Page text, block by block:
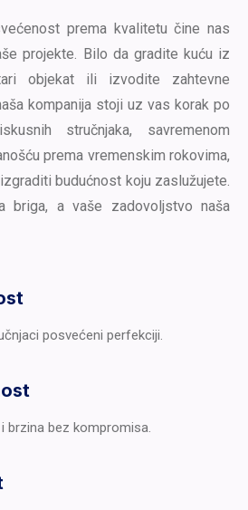
prema kvalitetu čine nas
projekte. Bilo da gradite kuću iz
objekat ili izvodite zahtevne
kompanija stoji uz vas korak po
stručnjaka, savremenom
prema vremenskim rokovima,
budućnost koju zaslužujete.
briga, a vaše zadovoljstvo naša
posvećeni perfekciji.
brzina bez kompromisa.